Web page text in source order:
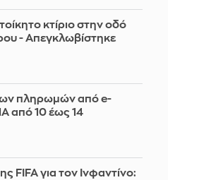
κτίριο στην οδό
- Απεγκλωβίστηκε
πληρωμών από e-
από 10 έως 14
FIFA για τον Ινφαντίνο: